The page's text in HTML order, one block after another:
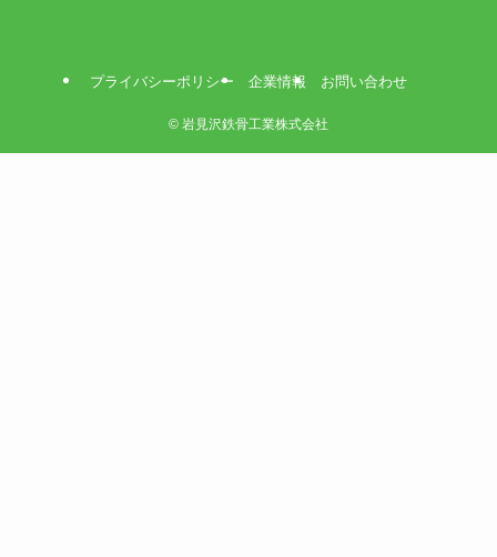
プライバシーポリシー 企業情報 お問い合わせ
© 岩見沢鉄骨工業株式会社